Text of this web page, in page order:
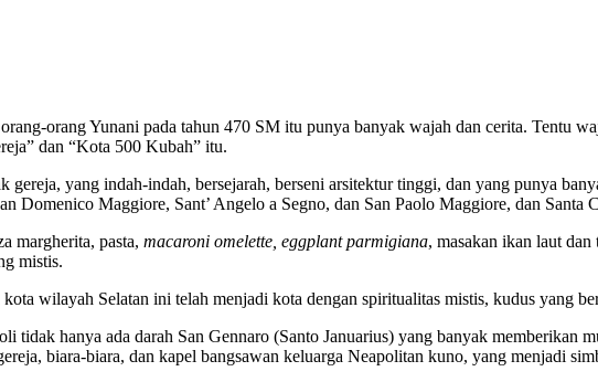
orang Yunani pada tahun 470 SM itu punya banyak wajah dan cerita. Tentu
dan “Kota 500 Kubah” itu.
gereja, yang indah-indah, bersejarah, berseni arsitektur tinggi, dan yang punya
Domenico Maggiore, Sant’ Angelo a Segno, dan San Paolo Maggiore, dan Santa
margherita, pasta, macaroni omelette, eggplant parmigiana, masakan ikan laut
mistis.
wilayah Selatan ini telah menjadi kota dengan spiritualitas mistis, kudus yang
tidak hanya ada darah San Gennaro (Santo Januarius) yang banyak memberikan
biara-biara, dan kapel bangsawan keluarga Neapolitan kuno, yang menjadi